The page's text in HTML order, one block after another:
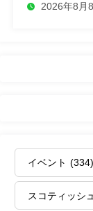
2026年8月
イベント (334)
スコティッシ